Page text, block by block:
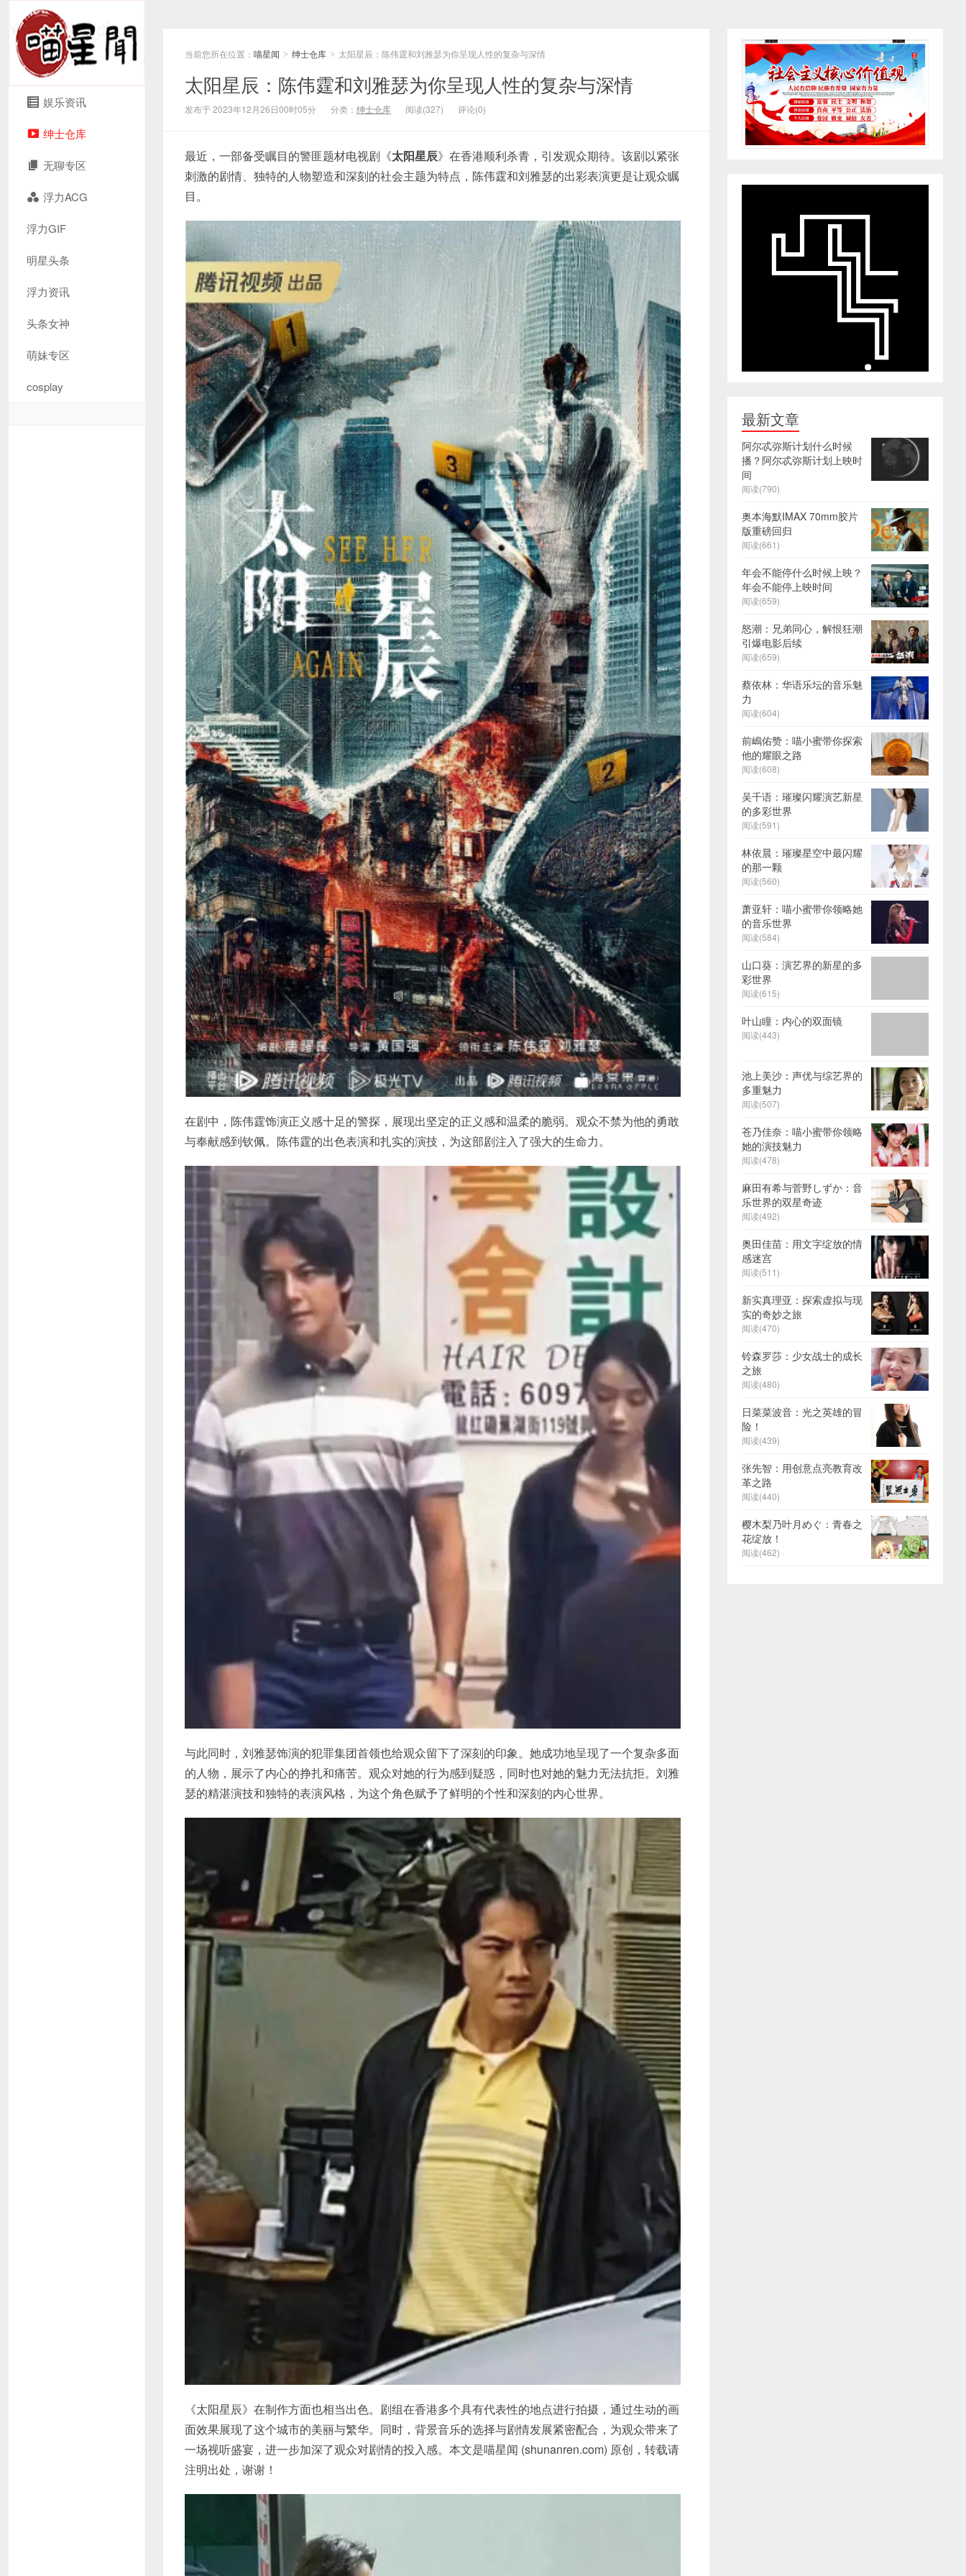
娱乐资讯
绅士仓库
无聊专区
浮力ACG
浮力GIF
明星头条
浮力资讯
头条女神
萌妹专区
cosplay
当前您所在位置： 喵星闻 > 绅士仓库 > 太阳星辰：陈伟霆和刘雅瑟为你呈现人性的复杂与深情
太阳星辰：陈伟霆和刘雅瑟为你呈现人性的复杂与深情
发布于 2023年12月26日00时05分 分类： 绅士仓库 阅读(327) 评论(0)
最近，一部备受瞩目的警匪题材电视剧《太阳星辰》在香港顺利杀青，引发观众期待。该剧以紧张
刺激的剧情、独特的人物塑造和深刻的社会主题为特点，陈伟霆和刘雅瑟的出彩表演更是让观众瞩
目。
在剧中，陈伟霆饰演正义感十足的警探，展现出坚定的正义感和温柔的脆弱。观众不禁为他的勇敢
与奉献感到钦佩。陈伟霆的出色表演和扎实的演技，为这部剧注入了强大的生命力。
与此同时，刘雅瑟饰演的犯罪集团首领也给观众留下了深刻的印象。她成功地呈现了一个复杂多面
的人物，展示了内心的挣扎和痛苦。观众对她的行为感到疑惑，同时也对她的魅力无法抗拒。刘雅
瑟的精湛演技和独特的表演风格，为这个角色赋予了鲜明的个性和深刻的内心世界。
《太阳星辰》在制作方面也相当出色。剧组在香港多个具有代表性的地点进行拍摄，通过生动的画
面效果展现了这个城市的美丽与繁华。同时，背景音乐的选择与剧情发展紧密配合，为观众带来了
一场视听盛宴，进一步加深了观众对剧情的投入感。本文是喵星闻 (shunanren.com) 原创，转载请
注明出处，谢谢！
最新文章
阿尔忒弥斯计划什么时候
播？阿尔忒弥斯计划上映时
间
阅读(790)
奥本海默IMAX 70mm胶片
版重磅回归
阅读(661)
年会不能停什么时候上映？
年会不能停上映时间
阅读(659)
怒潮：兄弟同心，解恨狂潮
引爆电影后续
阅读(659)
蔡依林：华语乐坛的音乐魅
力
阅读(604)
前嶋佑赞：喵小蜜带你探索
他的耀眼之路
阅读(608)
吴千语：璀璨闪耀演艺新星
的多彩世界
阅读(591)
林依晨：璀璨星空中最闪耀
的那一颗
阅读(560)
萧亚轩：喵小蜜带你领略她
的音乐世界
阅读(584)
山口葵：演艺界的新星的多
彩世界
阅读(615)
叶山瞳：内心的双面镜
阅读(443)
池上美沙：声优与综艺界的
多重魅力
阅读(507)
苍乃佳奈：喵小蜜带你领略
她的演技魅力
阅读(478)
麻田有希与菅野しずか：音
乐世界的双星奇迹
阅读(492)
奥田佳苗：用文字绽放的情
感迷宫
阅读(511)
新实真理亚：探索虚拟与现
实的奇妙之旅
阅读(470)
铃森罗莎：少女战士的成长
之旅
阅读(480)
日菜菜波音：光之英雄的冒
险！
阅读(439)
张先智：用创意点亮教育改
革之路
阅读(440)
樱木梨乃叶月めぐ：青春之
花绽放！
阅读(462)